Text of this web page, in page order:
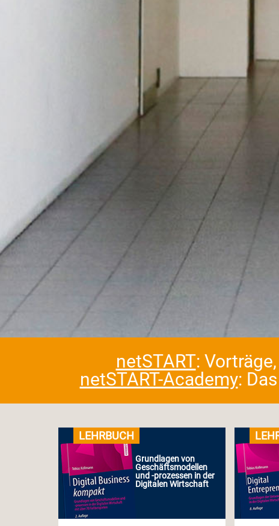
netSTART:
netSTART-Academy:
LEHRBUCH
Grundlagen von
Geschäftsmodellen
und -prozessen in der
Digitalen Wirtschaft